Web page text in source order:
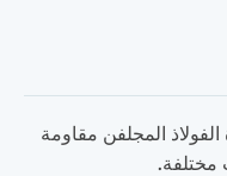
المجلفن مقاومة
مختلفة.